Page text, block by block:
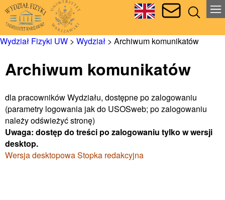
Wydział Fizyki UW > Wydział > Archiwum komunikatów
Archiwum komunikatów
dla pracowników Wydziału, dostępne po zalogowaniu
(parametry logowania jak do USOSweb; po zalogowaniu
należy odświeżyć stronę)
Uwaga: dostęp do treści po zalogowaniu tylko w wersji
desktop.
Wersja desktopowaStopka redakcyjna